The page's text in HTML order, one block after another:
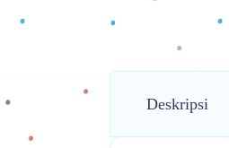
Deskripsi